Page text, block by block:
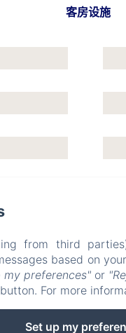
客房设施
de
Informations
de Connerré ,
0630851127
from third
based on
my preferences" or
button. For more
Set up my